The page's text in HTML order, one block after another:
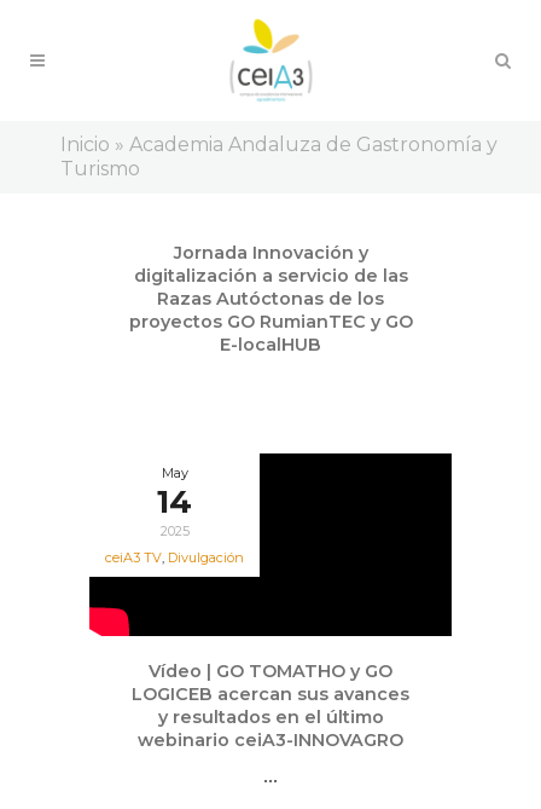
Inicio » Academia Andaluza de Gastronomía y
Turismo
20
Jornada Innovación y
digitalización a servicio de las
Razas Autóctonas de los
proyectos GO RumianTEC y GO
E-localHUB
May
14
2025
ceiA3 TV, Divulgación
Vídeo | GO TOMATHO y GO
LOGICEB acercan sus avances
y resultados en el último
webinario ceiA3-INNOVAGRO
...